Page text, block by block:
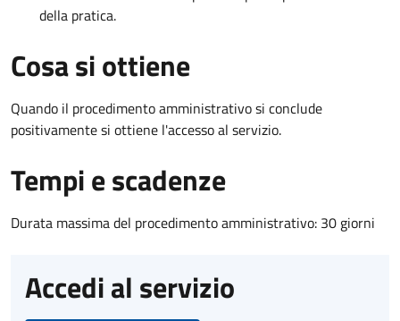
della pratica.
Cosa si ottiene
Quando il procedimento amministrativo si conclude
positivamente si ottiene l'accesso al servizio.
Tempi e scadenze
Durata massima del procedimento amministrativo: 30 giorni
Accedi al servizio